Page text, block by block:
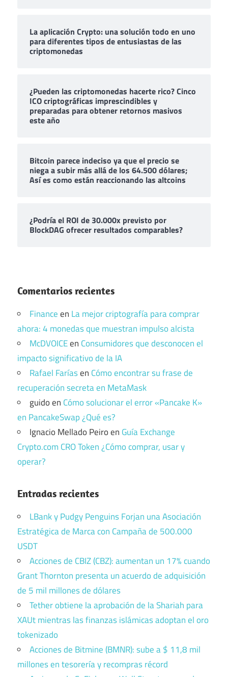
La aplicación Crypto: una solución todo en uno
para diferentes tipos de entusiastas de las
criptomonedas
¿Pueden las criptomonedas hacerte rico? Cinco
ICO criptográficas imprescindibles y
preparadas para obtener retornos masivos
este año
Bitcoin parece indeciso ya que el precio se
niega a subir más allá de los 64.500 dólares;
Así es como están reaccionando las altcoins
¿Podría el ROI de 30.000x previsto por
BlockDAG ofrecer resultados comparables?
Comentarios recientes
Financeen La mejor criptografía para comprar
ahora: 4 monedas que muestran impulso alcista
McDVOICEen Consumidores que desconocen el
impacto significativo de la IA
Rafael Faríasen Cómo encontrar su frase de
recuperación secreta en MetaMask
guidoen Cómo solucionar el error «Pancake K»
en PancakeSwap ¿Qué es?
Ignacio Mellado Peiroen Guía Exchange
Crypto.com CRO Token ¿Cómo comprar, usar y
operar?
Entradas recientes
LBank y Pudgy Penguins Forjan una Asociación
Estratégica de Marca con Campaña de 500.000
USDT
Acciones de CBIZ (CBZ): aumentan un 17% cuando
Grant Thornton presenta un acuerdo de adquisición
de 5 mil millones de dólares
Tether obtiene la aprobación de la Shariah para
XAUt mientras las finanzas islámicas adoptan el oro
tokenizado
Acciones de Bitmine (BMNR): sube a $ 11,8 mil
millones en tesorería y recompras récord